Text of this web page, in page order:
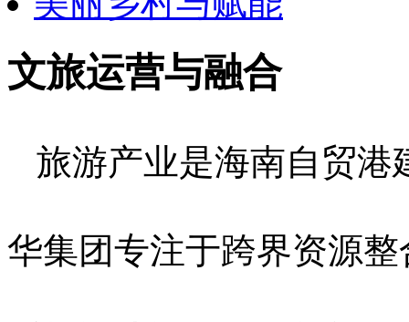
文旅运营与融合
旅游产业是海南自贸港
华集团专注于跨界资源